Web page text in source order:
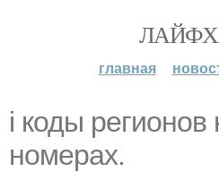
главная
i коды регионов
номерах.